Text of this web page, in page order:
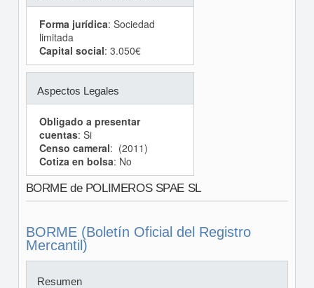
Forma jurídica: Sociedad
limitada
Capital social: 3.050€
Aspectos Legales
Obligado a presentar
cuentas: Si
Censo cameral: (2011)
Cotiza en bolsa: No
BORME de POLIMEROS SPAE SL
BORME (Boletín Oficial del Registro
Mercantil)
Resumen